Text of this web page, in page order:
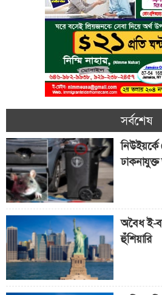
সর্বশেষ
ঢাকনাযুক্ত
অবৈধ ই-
হুঁশিয়ারি